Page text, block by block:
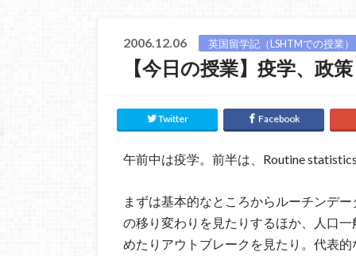
2006.12.06 英国留学記（LSHTMでの授業）
【今日の授業】疫学、政策
Twitter Facebook
午前中は疫学。前半は、Routine
まずは基本的なところからルーチンデ
の移り変わりを見たりするほか、人口
めたりアウトブレークを見たり。代表